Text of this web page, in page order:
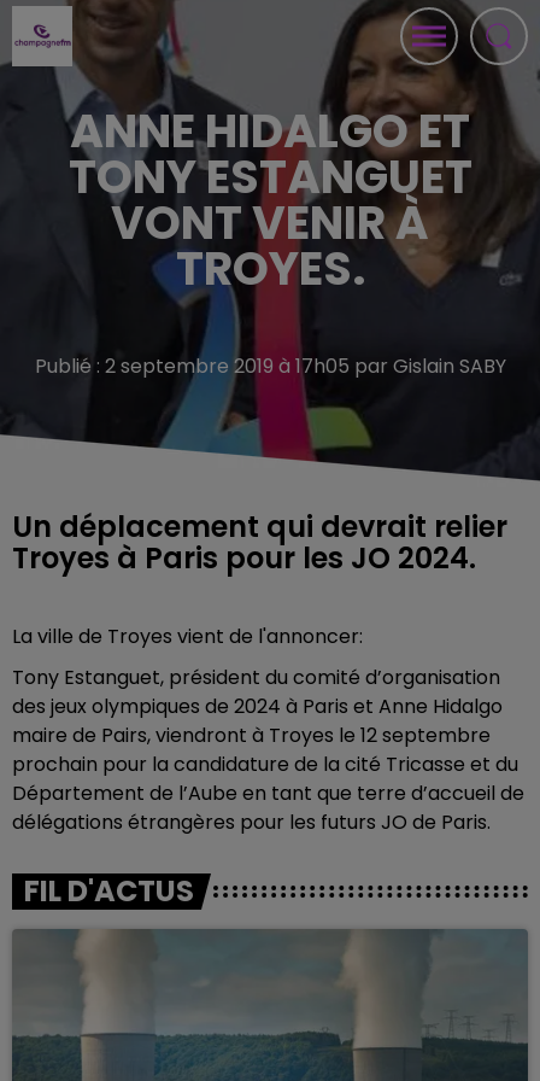
ANNE HIDALGO ET
TONY ESTANGUET
VONT VENIR À
TROYES.
Publié : 2 septembre 2019 à 17h05 par Gislain SABY
Un déplacement qui devrait relier
Troyes à Paris pour les JO 2024.
La ville de Troyes vient de l'annoncer:
Tony Estanguet, président du comité d’organisation
des jeux olympiques de 2024 à Paris et Anne Hidalgo
maire de Pairs, viendront à Troyes le 12 septembre
prochain pour la candidature de la cité Tricasse et du
Département de l’Aube en tant que terre d’accueil de
délégations étrangères pour les futurs JO de Paris.
FIL D'ACTUS